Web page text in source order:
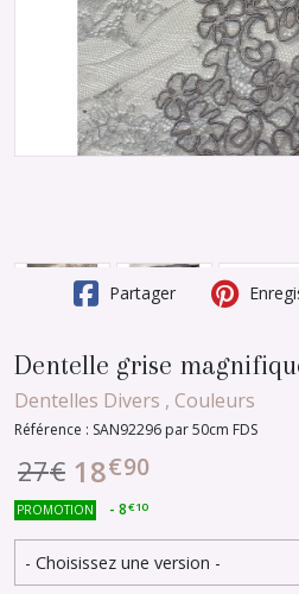
Partager
Dentelle grise
Dentelles Divers , Couleurs
Référence : SAN92296 par 50cm FDS
27€ 18€90
PROMOTION - 8€10